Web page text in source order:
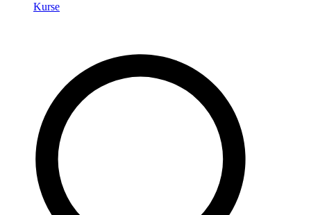
Kurse